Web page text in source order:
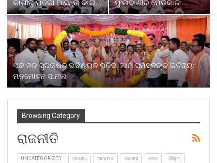
କାଶୀରୁ ମୃତିକା ଆସନ୍ତା କାଲି…
ଫୁଲବାଣୀର ମେଡିକାଲ…
ଏକ ଜଳ ସୁରକ୍ଷିତ ଭବିଷ୍ୟତ ଗଢ଼ିବା ଆମ ସମସ୍ତଙ୍କ କର୍ତବ୍ୟ:
ମନମୋହନ ସାମଲ
Browsing Category
ରାଜନୀତି
UNCATEGORIZED ଅପରାଧ ଅମ୍ଫାନ କରୋନା ଖେଳ ଜିଲ୍ଲା